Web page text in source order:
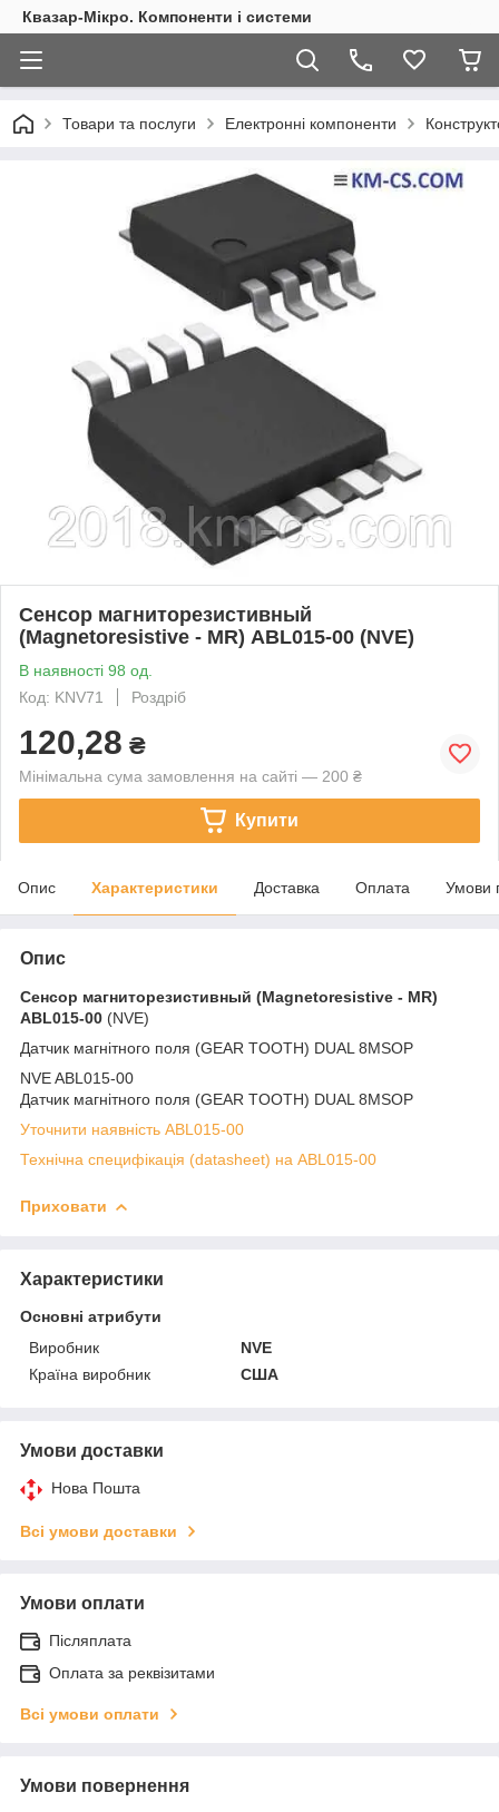
Квазар-Мікро. Компоненти і системи
Товари та послуги Електронні компоненти
Сенсор магниторезистивный
(Magnetoresistive - MR) ABL015-00 (NVE)
В наявності 98 од.
Код: KNV71
Роздріб
120,28 ₴
Мінімальна сума замовлення на сайті — 200 ₴
Купити
Опис Характеристики Доставка Оплата Умови
Опис
Сенсор магниторезистивный (Magnetoresistive - MR)
ABL015-00 (NVE)
Датчик магнітного поля (GEAR TOOTH) DUAL 8MSOP
NVE ABL015-00
Датчик магнітного поля (GEAR TOOTH) DUAL 8MSOP
Уточнити наявність ABL015-00
Технічна специфікація (datasheet) на ABL015-00
Приховати
Характеристики
Основні атрибути
Виробник
NVE
Країна виробник
США
Умови доставки
Нова Пошта
Всі умови доставки
Умови оплати
Післяплата
Оплата за реквізитами
Всі умови оплати
Умови повернення